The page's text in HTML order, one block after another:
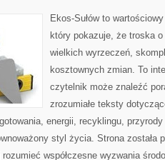
Ekos-Sułów to
który pokazuje, że troska
wielkich wyrzeczeń,
kosztownych zmian. To
czytelnik może znaleźć
zrozumiałe teksty
energii, recyklingu,
styl życia. Strona została
współczesne wyzwania